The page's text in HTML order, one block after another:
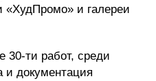
«ХудПромо» и галереи
30-ти работ, среди
и документация